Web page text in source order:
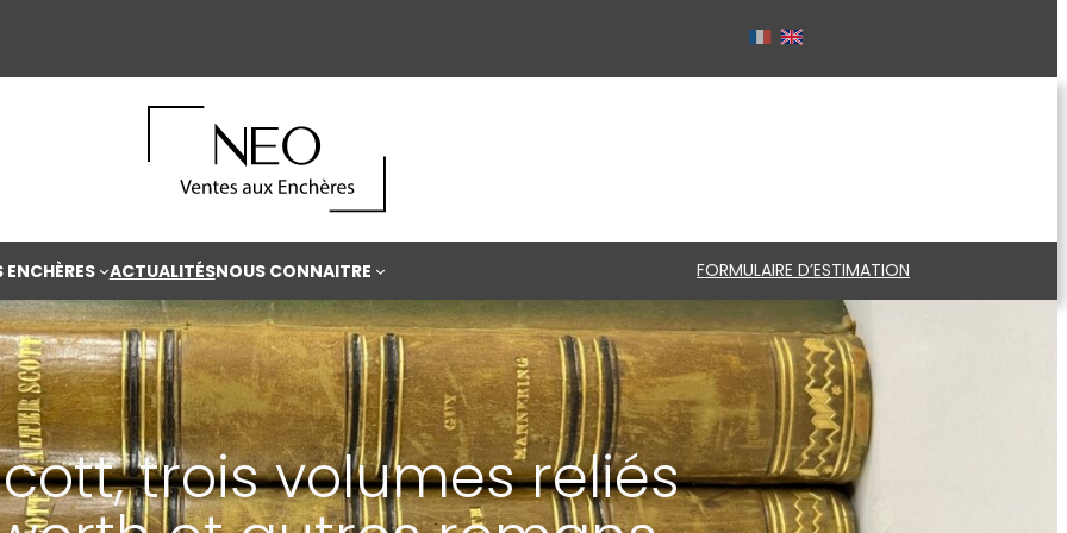
ENCHÈRES ACTUALITÉSNOUS CONNAITRE FORMULAIRE D’ESTIMATION
trois volumes reliés